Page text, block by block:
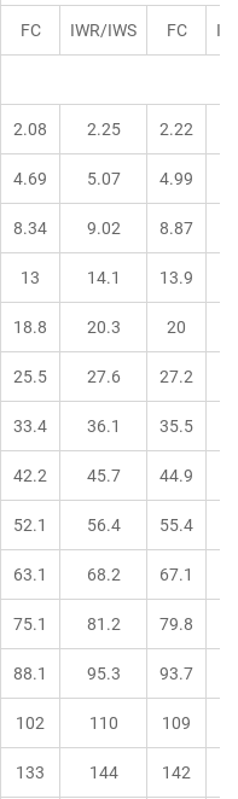
FC IWR/IWS FC
2.08 2.25 2.22
4.69 5.07 4.99
8.34 9.02 8.87
13 14.1 13.9
18.8 20.3 20
25.5 27.6 27.2
33.4 36.1 35.5
42.2 45.7 44.9
52.1 56.4 55.4
63.1 68.2 67.1
75.1 81.2 79.8
88.1 95.3 93.7
102 110 109
133 144 142